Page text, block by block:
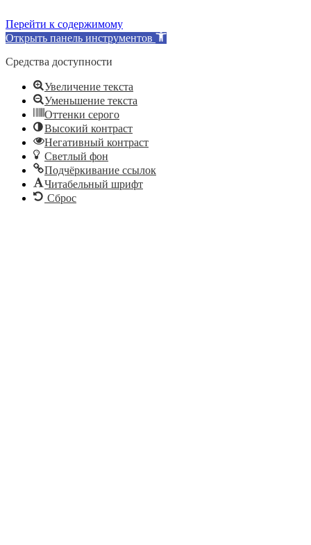
Перейти к содержимому
Открыть панель инструментов
Средства доступности
Увеличение текста
Уменьшение текста
Оттенки серого
Высокий контраст
Негативный контраст
Светлый фон
Подчёркивание ссылок
Читабельный шрифт
Сброс